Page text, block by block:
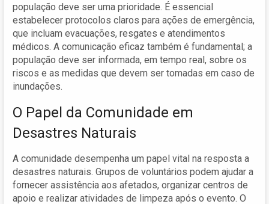
população deve ser uma prioridade. É essencial
estabelecer protocolos claros para ações de emergência,
que incluam evacuações, resgates e atendimentos
médicos. A comunicação eficaz também é fundamental; a
população deve ser informada, em tempo real, sobre os
riscos e as medidas que devem ser tomadas em caso de
inundações.
O Papel da Comunidade em
Desastres Naturais
A comunidade desempenha um papel vital na resposta a
desastres naturais. Grupos de voluntários podem ajudar a
fornecer assistência aos afetados, organizar centros de
apoio e realizar atividades de limpeza após o evento. O